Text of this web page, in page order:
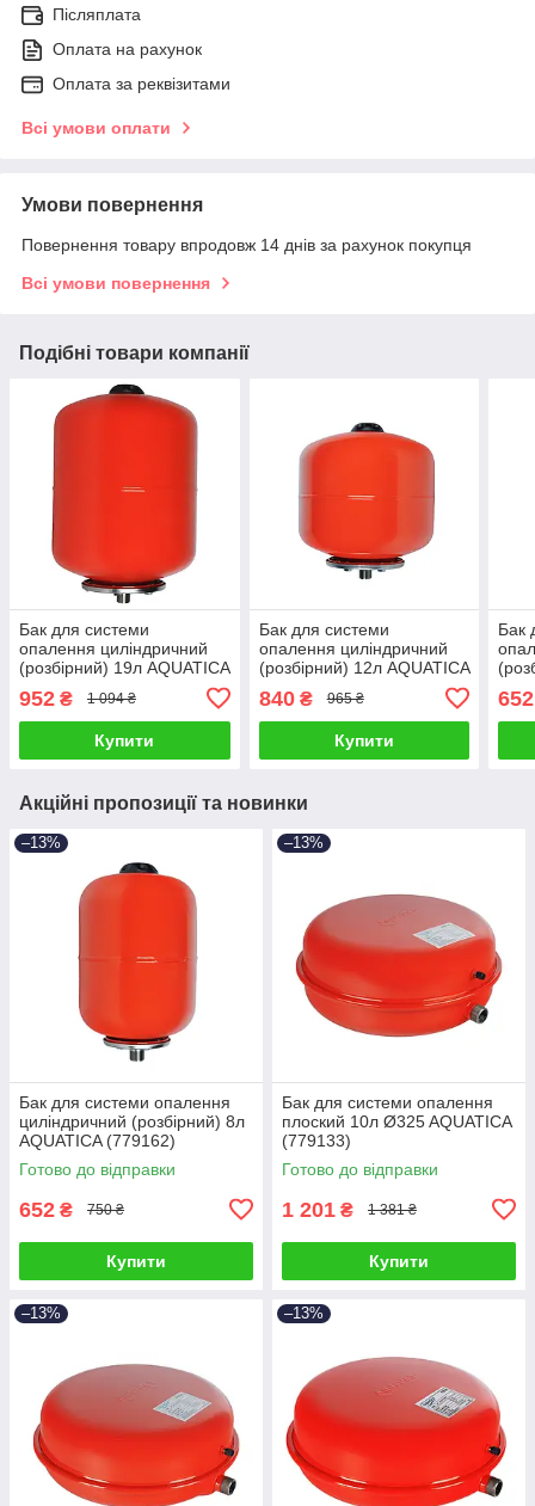
Післяплата
Оплата на рахунок
Оплата за реквізитами
Всі умови оплати
Умови повернення
Повернення товару впродовж 14 днів за рахунок покупця
Всі умови повернення
Подібні товари компанії
Бак для системи
опалення циліндричний
(розбірний) 19л AQUATICA
952 ₴ 1 094 ₴
Купити
Бак для системи
опалення циліндричний
(розбірний) 12л AQUATICA
840₴ 965 ₴
Купити
Бак
652
Акційні пропозиції та новинки
–13%
Бак для системи опалення
циліндричний (розбірний) 8л
AQUATICA (779162)
Готово до відправки
652 ₴ 750 ₴
Купити
–13%
Бак для системи опалення
плоский 10л Ø325 AQUATICA
(779133)
Готово до відправки
1 201 ₴ 1 381 ₴
Купити
–13% –13%